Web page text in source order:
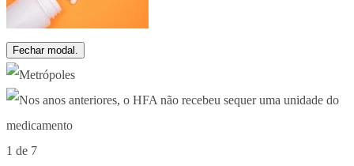
Fechar modal.
1 de 7